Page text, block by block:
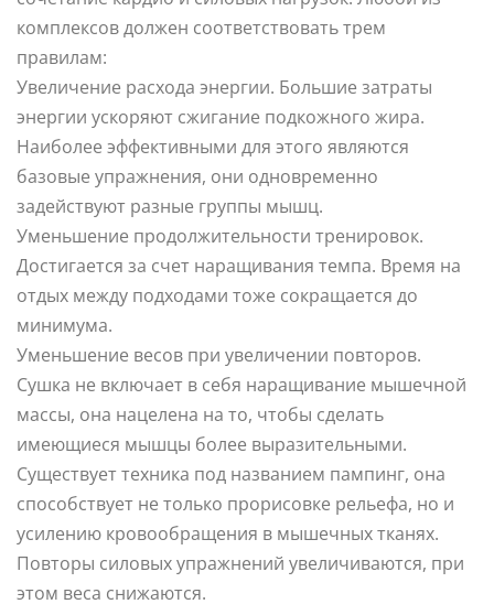
комплексов должен соответствовать трем
правилам:
Увеличение расхода энергии. Большие затраты
энергии ускоряют сжигание подкожного жира.
Наиболее эффективными для этого являются
базовые упражнения, они одновременно
задействуют разные группы мышц.
Уменьшение продолжительности тренировок.
Достигается за счет наращивания темпа. Время на
отдых между подходами тоже сокращается до
минимума.
Уменьшение весов при увеличении повторов.
Сушка не включает в себя наращивание мышечной
массы, она нацелена на то, чтобы сделать
имеющиеся мышцы более выразительными.
Существует техника под названием пампинг, она
способствует не только прорисовке рельефа, но и
усилению кровообращения в мышечных тканях.
Повторы силовых упражнений увеличиваются, при
этом веса снижаются.